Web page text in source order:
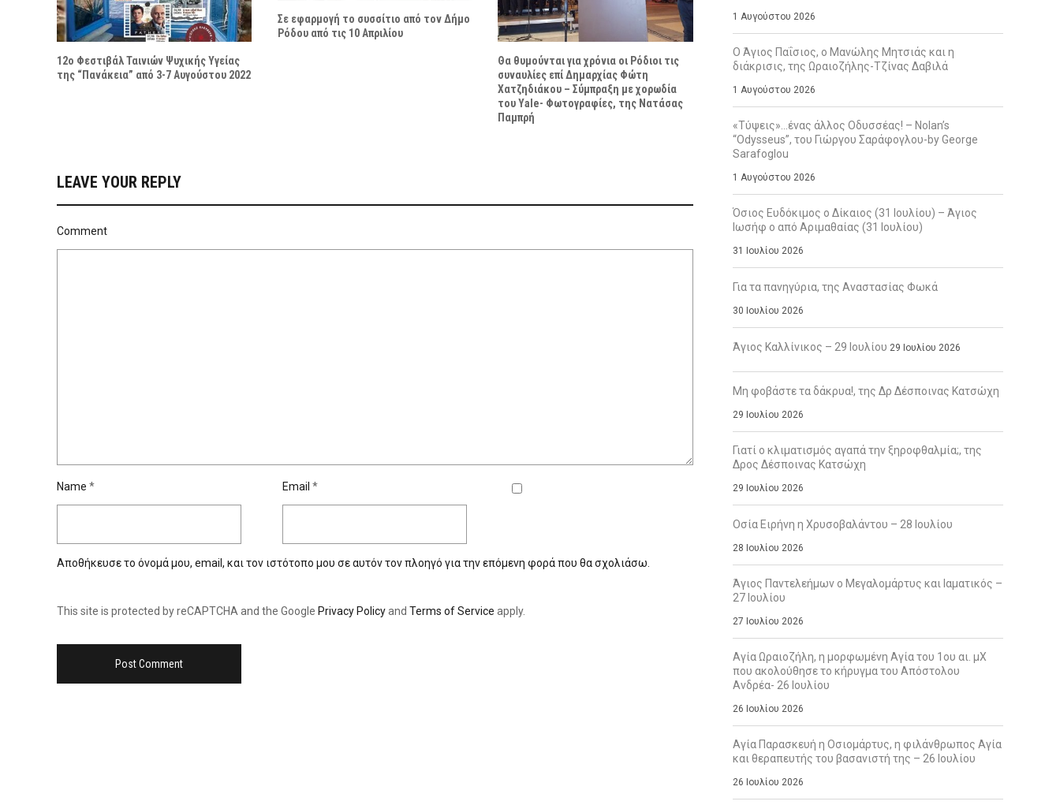
12ο Φεστιβάλ Ταινιών Ψυχικής Υγείας
της “Πανάκεια” από 3-7 Αυγούστου 2022
Σε εφαρμογή το συσσίτιο από τον Δήμο
Ρόδου από τις 10 Απριλίου
Θα θυμούνται για χρόνια οι Ρόδιοι τις
συναυλίες επί Δημαρχίας Φώτη
Χατζηδιάκου – Σύμπραξη με χορωδία
του Yale- Φωτογραφίες, της Νατάσας
Παμπρή
LEAVE YOUR REPLY
Comment
Name * Email *
Αποθήκευσε το όνομά μου, email, και τον ιστότοπο μου σε αυτόν τον πλοηγό για την επόμενη φορά που θα σχολιάσω.
This site is protected by reCAPTCHA and the Google Privacy Policyand Terms of Service apply.
1 Αυγούστου 2026
Ο Άγιος Παΐσιος, ο Μανώλης Μητσιάς και η
διάκρισις, της Ωραιοζήλης-Τζίνας Δαβιλά
1 Αυγούστου 2026
«Τύψεις»…ένας άλλος Οδυσσέας! – Nolan’s
“Odysseus”, του Γιώργου Σαράφογλου-by George
Sarafoglou
1 Αυγούστου 2026
Όσιος Ευδόκιμος ο Δίκαιος (31 Ιουλίου) – Άγιος
Ιωσήφ ο από Αριμαθαίας (31 Ιουλίου)
31 Ιουλίου 2026
Για τα πανηγύρια, της Αναστασίας Φωκά
30 Ιουλίου 2026
Άγιος Καλλίνικος – 29 Ιουλίου 29 Ιουλίου 2026
Μη φοβάστε τα δάκρυα!, της Δρ Δέσποινας Κατσώχη
29 Ιουλίου 2026
Γιατί ο κλιματισμός αγαπά την ξηροφθαλμία;, της
Δρος Δέσποινας Κατσώχη
29 Ιουλίου 2026
Οσία Ειρήνη η Χρυσοβαλάντου – 28 Ιουλίου
28 Ιουλίου 2026
Άγιος Παντελεήμων ο Μεγαλομάρτυς και Ιαματικός –
27 Ιουλίου
27 Ιουλίου 2026
Αγία Ωραιοζήλη, η μορφωμένη Αγία του 1ου αι. μΧ
που ακολούθησε το κήρυγμα του Απόστολου
Ανδρέα- 26 Ιουλίου
26 Ιουλίου 2026
Αγία Παρασκευή η Οσιομάρτυς, η φιλάνθρωπος Αγία
και θεραπευτής του βασανιστή της – 26 Ιουλίου
26 Ιουλίου 2026